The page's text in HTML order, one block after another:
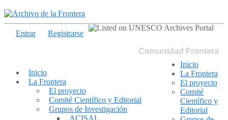
Comunidad Frontera
Inicio
La Frontera
El proyecto
Comité Científico y Editorial
Grupos de Investigación
ACISAL
Entrar Registrarse
Inicio
La Frontera
El proyecto
Comité
Científico y
Editorial